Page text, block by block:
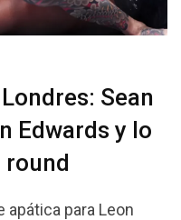
Sean
Edwards y lo
round
apática para Leon